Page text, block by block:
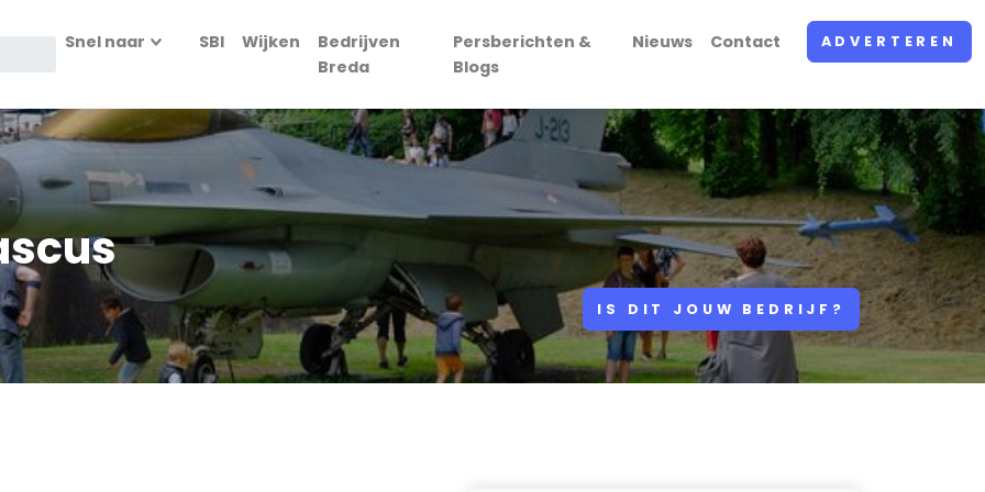
Snel naar SBI Wijken
Bedrijven
Breda
Persberichten &
Blogs
Nieuws Contact ADVERTEREN
IS DIT JOUW BEDRIJF?